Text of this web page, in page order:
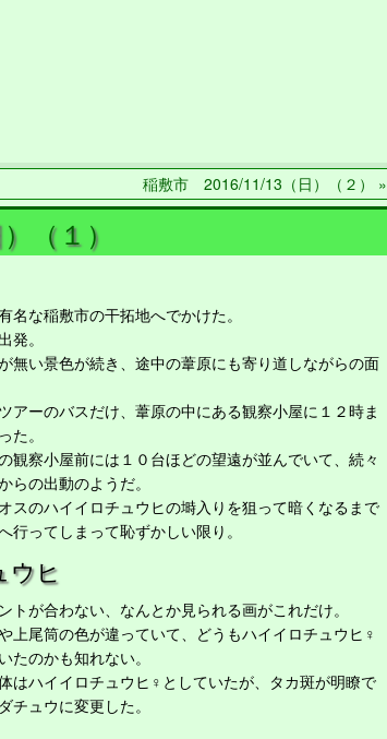
稲敷市 2016/11/13（日）（２） »
（１）
な稲敷市の干拓地へでかけた。
。
い景色が続き、途中の葦原にも寄り道しながらの面
ーのバスだけ、葦原の中にある観察小屋に１２時ま
た。
察小屋前には１０台ほどの望遠が並んでいて、続々
らの出動のようだ。
のハイイロチュウヒの塒入りを狙って暗くなるまで
ってしまって恥ずかしい限り。
ウヒ
が合わない、なんとか見られる画がこれだけ。
尾筒の色が違っていて、どうもハイイロチュウヒ♀
たのかも知れない。
はハイイロチュウヒ♀としていたが、タカ斑が明瞭で
ュウに変更した。